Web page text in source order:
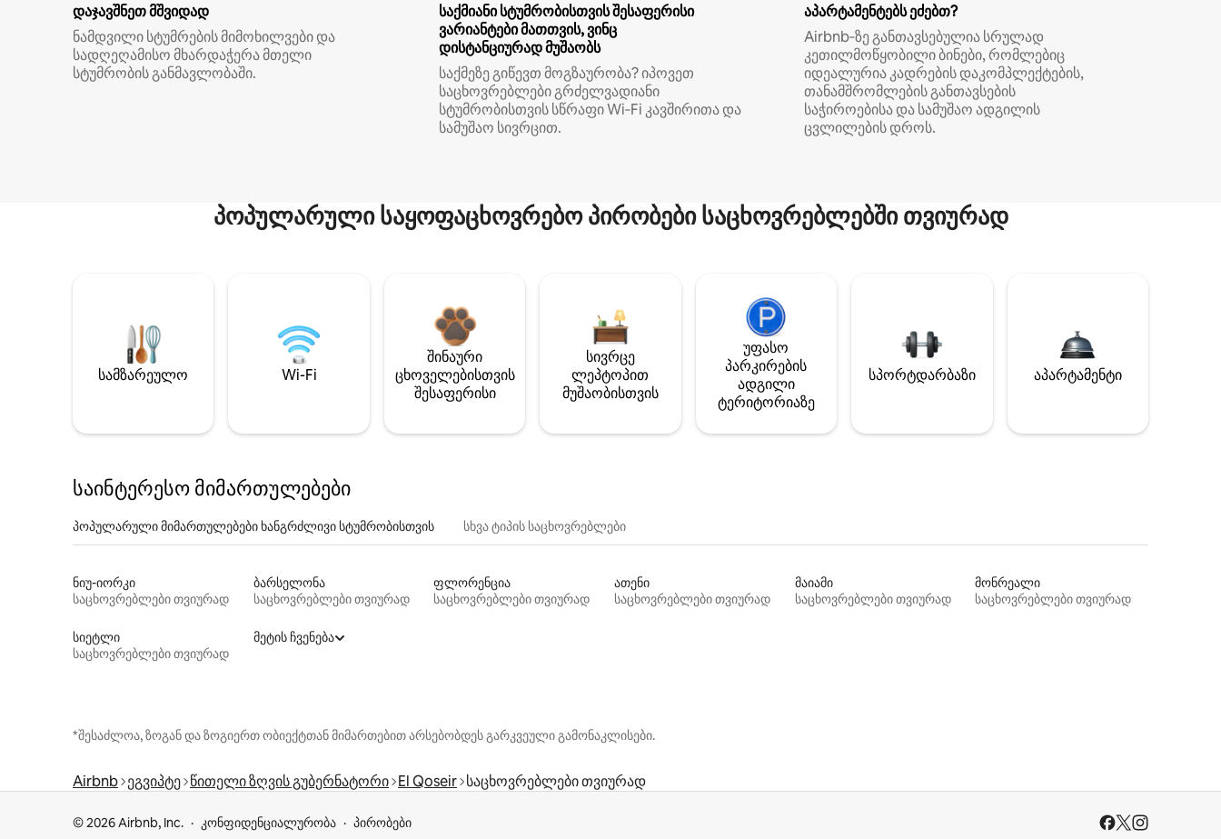
დაჯავშნეთ მშვიდად
ნამდვილი სტუმრების მიმოხილვები და
სადღეღამისო მხარდაჭერა მთელი
სტუმრობის განმავლობაში.
საქმიანი სტუმრობისთვის შესაფერისი
ვარიანტები მათთვის, ვინც
დისტანციურად მუშაობს
საქმეზე გიწევთ მოგზაურობა? იპოვეთ
საცხოვრებლები გრძელვადიანი
სტუმრობისთვის სწრაფი Wi‑Fi კავშირითა და
სამუშაო სივრცით.
აპარტამენტებს ეძებთ?
Airbnb‑ზე განთავსებულია სრულად
კეთილმოწყობილი ბინები, რომლებიც
იდეალურია კადრების დაკომპლექტების,
თანამშრომლების განთავსების
საჭიროებისა და სამუშაო ადგილის
ცვლილების დროს.
პოპულარული საყოფაცხოვრებო პირობები საცხოვრებლებში თვიურად
სამზარეულო Wi-Fi
შინაური
ცხოველებისთვის
შესაფერისი
სივრცე
ლეპტოპით
მუშაობისთვის
უფასო
პარკირების
ადგილი
ტერიტორიაზე
სპორტდარბაზი აპარტამენტი
საინტერესო მიმართულებები
პოპულარული მიმართულებები ხანგრძლივი სტუმრობისთვის სხვა ტიპის საცხოვრებლები
ნიუ-იორკი
საცხოვრებლები თვიურად
ბარსელონა
საცხოვრებლები თვიურად
ფლორენცია
საცხოვრებლები თვიურად
ათენი
საცხოვრებლები თვიურად
მაიამი
საცხოვრებლები თვიურად
მონრეალი
საცხოვრებლები თვიურად
სიეტლი
საცხოვრებლები თვიურად
მეტის ჩვენება
*შესაძლოა, ზოგან და ზოგიერთ ობიექტთან მიმართებით არსებობდეს გარკვეული გამონაკლისები.
Airbnb ეგვიპტე წითელი ზღვის გუბერნატორი El Qoseir საცხოვრებლები თვიურად
© 2026 Airbnb, Inc. კონფიდენციალურობა პირობები